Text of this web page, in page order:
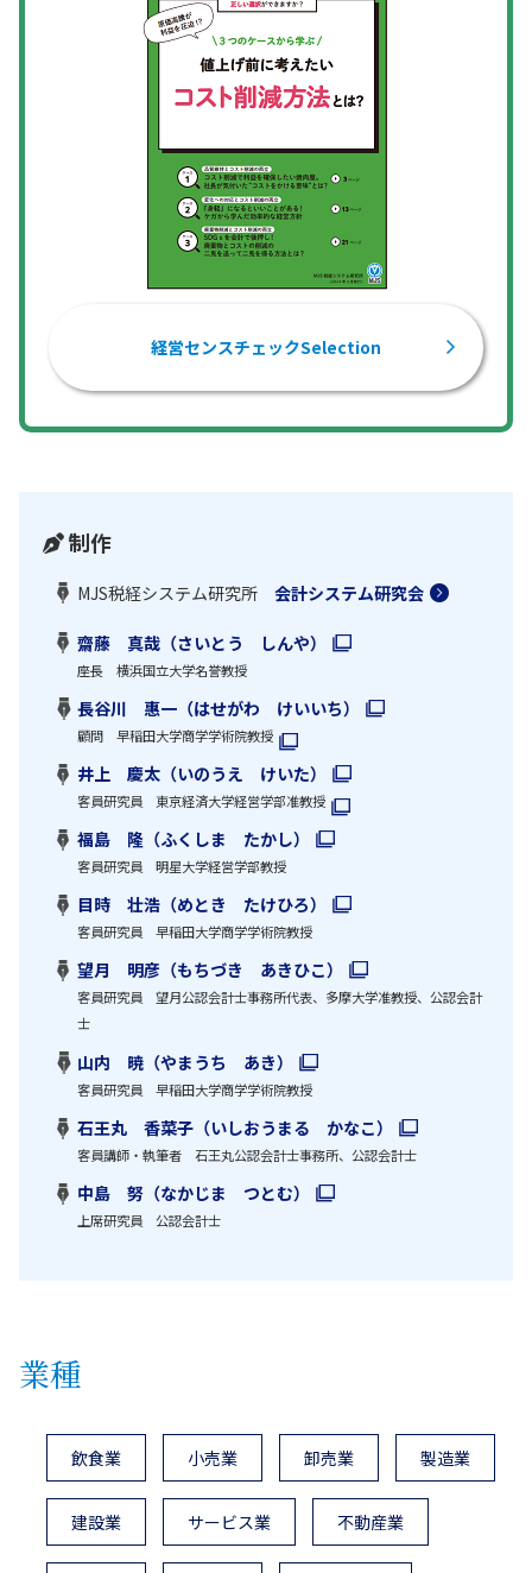
経営センスチェックSelection
制作
MJS税経システム研究所 会計システム研究会
齋藤 真哉（さいとう しんや）
座長 横浜国立大学名誉教授
長谷川 惠一（はせがわ けいいち）
顧問 早稲田大学商学学術院教授
井上 慶太（いのうえ けいた）
客員研究員 東京経済大学経営学部准教授
福島 隆（ふくしま たかし）
客員研究員 明星大学経営学部教授
目時 壮浩（めとき たけひろ）
客員研究員 早稲田大学商学学術院教授
望月 明彦（もちづき あきひこ）
客員研究員 望月公認会計士事務所代表、多摩大学准教授、公認会計
士
山内 暁（やまうち あき）
客員研究員 早稲田大学商学学術院教授
石王丸 香菜子（いしおうまる かなこ）
客員講師・執筆者 石王丸公認会計士事務所、公認会計士
中島 努（なかじま つとむ）
上席研究員 公認会計士
業種
飲食業 小売業 卸売業 製造業
建設業 サービス業 不動産業